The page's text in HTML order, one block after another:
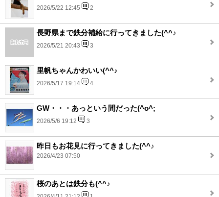
2026/5/22 12:45 2
長野県まで鉄分補給に行ってきました(^^♪
2026/5/21 20:43 3
里帆ちゃんかわいい(^^♪
2026/5/17 19:14 4
GW・・・あっという間だった(^o^;
2026/5/6 19:12 3
昨日もお花見に行ってきました(^^♪
2026/4/23 07:50
桜のあとは鉄分も(^^♪